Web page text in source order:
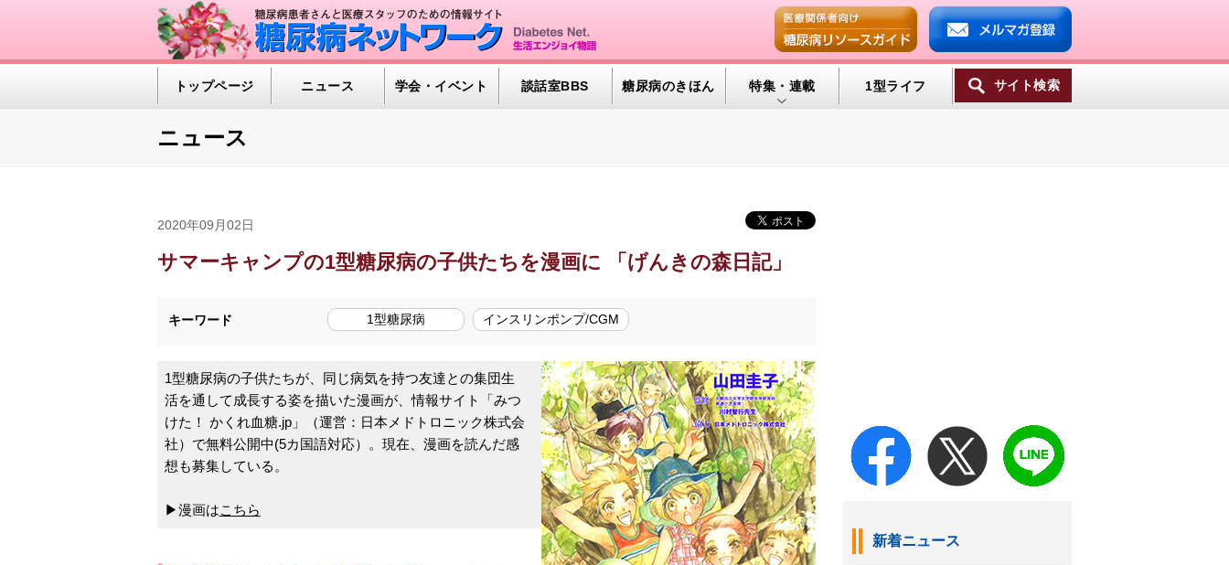
トップページ ニュース 学会・イベント 談話室BBS 糖尿病のきほん 特集・連載
グリコアルブミン
1型ライフ サイト検索
ニュース
2020年09月02日
サマーキャンプの1型糖尿病の子供たちを漫画に 「げんきの森日記」
キーワード 1型糖尿病 インスリンポンプ/CGM
1型糖尿病の子供たちが、同じ病気を持つ友達との集団生
活を通して成長する姿を描いた漫画が、情報サイト「みつ
けた！ かくれ血糖.jp」（運営：日本メドトロニック株式会
社）で無料公開中(5カ国語対応）。現在、漫画を読んだ感
想も募集している。
▶漫画はこちら
新着ニュース